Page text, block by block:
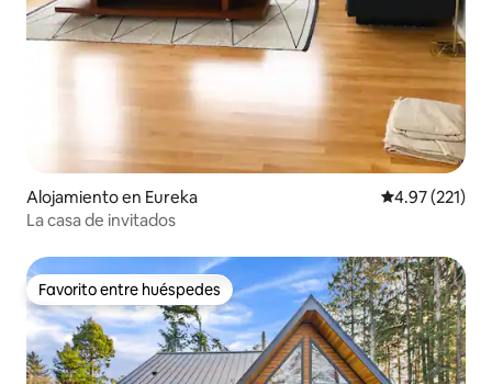
Alojamiento en Eureka Calificación
4.97 (221)
La casa de invitados
Favorito entre huéspedes
Favorito entre huéspedes